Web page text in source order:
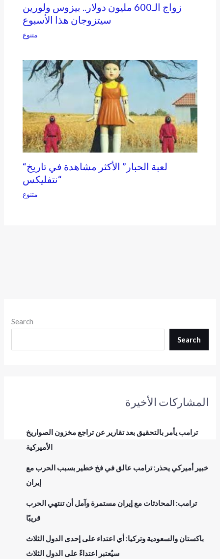
Search
Search
المشاركات الأخيرة
ترامب يأمر بالتحقيق بعد تقارير عن تراجع مخزون الصواريخ
الأميركية
خبير أميركي يحذر: ترامب عالق في فخ خطير بسبب الحرب مع
إيران
ترامب: المحادثات مع إيران مستمرة وآمل أن تنتهي الحرب
قريبًا
باكستان والسعودية وتركيا: أي اعتداء على إحدى الدول الثلاث
سيُعتبر اعتداءً على الدول الثلاث
زواج الـ600 مليون دولار.. بيزوس ولورين
سيتزوجان هذا الأسبوع
متنوع
“لعبة الحبار” الأكثر مشاهدة في تاريخ
“نتفليكس
متنوع